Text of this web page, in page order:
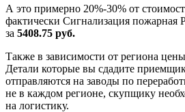
А это примерно 20%-30% от
фактически Сигнализация
за 5408.75 руб.
Также в зависимости от региона цены
Детали которые вы сдадите
отправляются на заводы по
не в каждом регионе, скупщику
на логистику.